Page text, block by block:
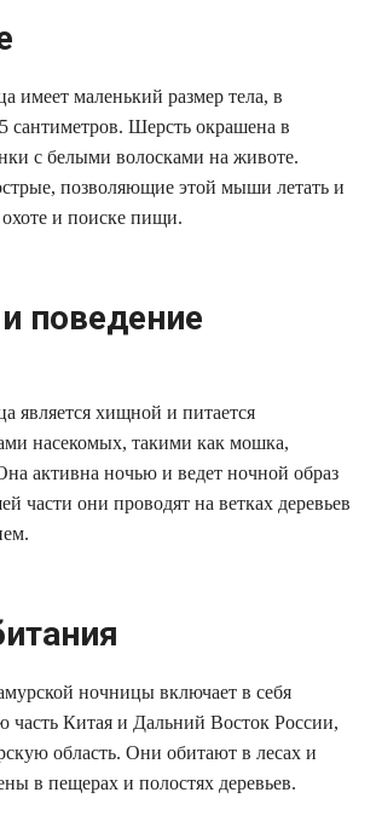
имеет маленький размер тела, в
сантиметров. Шерсть окрашена в
с белыми волосками на животе.
позволяющие этой мыши летать и
и поиске пищи.
поведение
является хищной и питается
насекомых, такими как мошка,
активна ночью и ведет ночной образ
части они проводят на ветках деревьев
ночницы включает в себя
часть Китая и Дальний Восток России,
область. Они обитают в лесах и
в пещерах и полостях деревьев.